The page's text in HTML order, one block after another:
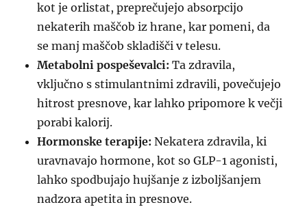
kot je orlistat, preprečujejo absorpcijo
nekaterih maščob iz hrane, kar pomeni, da
se manj maščob skladišči v telesu.
Metabolni pospeševalci: Ta zdravila,
vključno s stimulantnimi zdravili, povečujejo
hitrost presnove, kar lahko pripomore k večji
porabi kalorij.
Hormonske terapije: Nekatera zdravila, ki
uravnavajo hormone, kot so GLP-1 agonisti,
lahko spodbujajo hujšanje z izboljšanjem
nadzora apetita in presnove.